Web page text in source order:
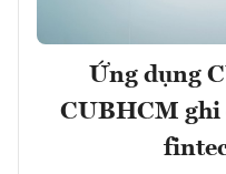
Ứng dụng
CUBHCM ghi